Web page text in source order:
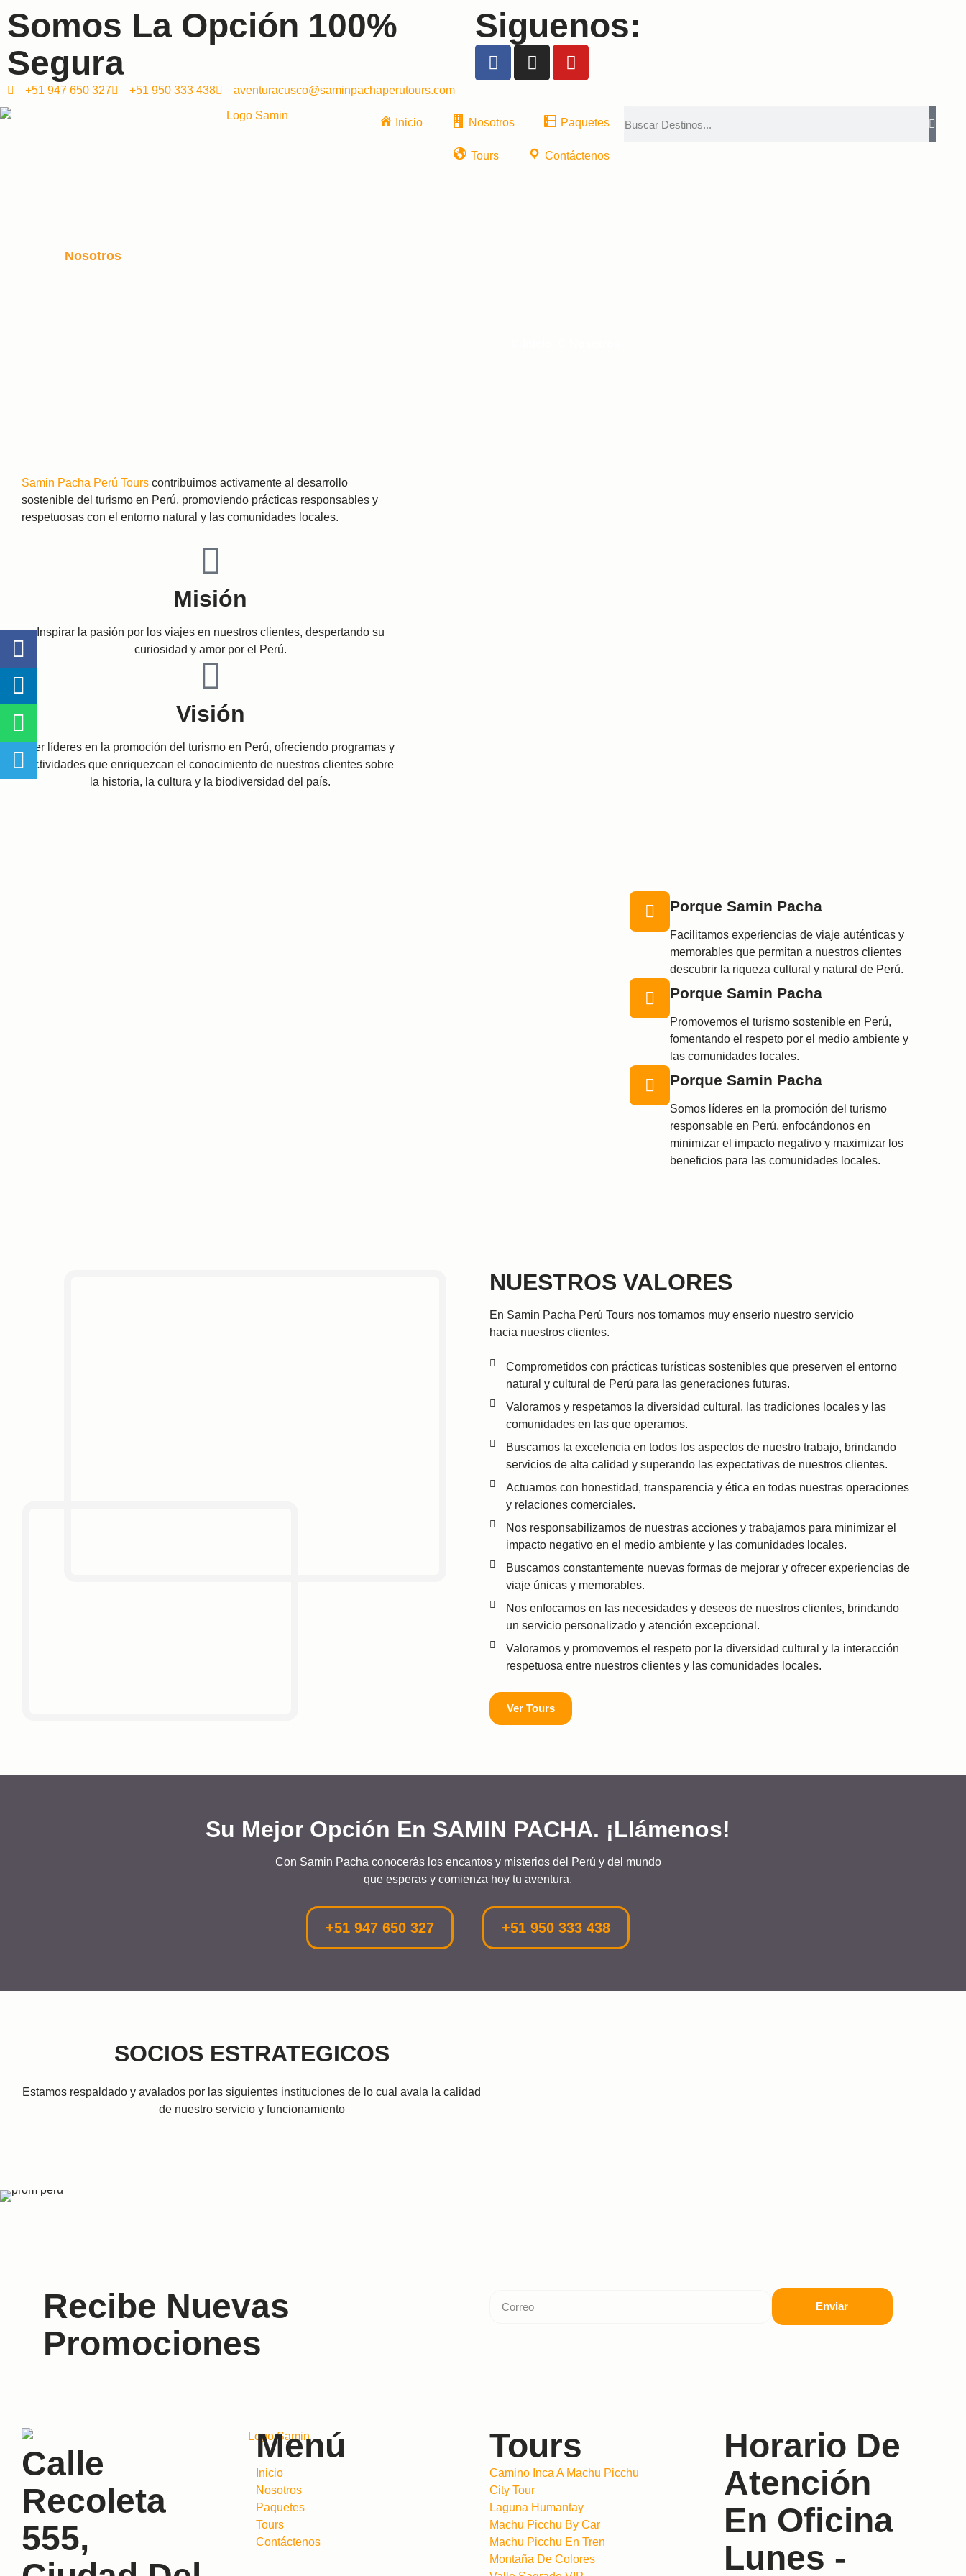
Somos La Opción 100%
Segura
+51 947 650 327 +51 950 333 438 aventuracusco@saminpachaperutours.com
Siguenos:
Inicio Nosotros Paquetes
Tours Contáctenos
Nosotros
Samin Pacha Perú Tours contribuimos activamente al desarrollo
sostenible del turismo en Perú, promoviendo prácticas responsables y
respetuosas con el entorno natural y las comunidades locales.
Misión
Inspirar la pasión por los viajes en nuestros clientes, despertando su
curiosidad y amor por el Perú.
Visión
Ser líderes en la promoción del turismo en Perú, ofreciendo programas y
actividades que enriquezcan el conocimiento de nuestros clientes sobre
la historia, la cultura y la biodiversidad del país.
Porque Samin Pacha
Facilitamos experiencias de viaje auténticas y
memorables que permitan a nuestros clientes
descubrir la riqueza cultural y natural de Perú.
Porque Samin Pacha
Promovemos el turismo sostenible en Perú,
fomentando el respeto por el medio ambiente y
las comunidades locales.
Porque Samin Pacha
Somos líderes en la promoción del turismo
responsable en Perú, enfocándonos en
minimizar el impacto negativo y maximizar los
beneficios para las comunidades locales.
NUESTROS VALORES
En Samin Pacha Perú Tours nos tomamos muy enserio nuestro servicio
hacia nuestros clientes.
Comprometidos con prácticas turísticas sostenibles que preserven el entorno
natural y cultural de Perú para las generaciones futuras.
Valoramos y respetamos la diversidad cultural, las tradiciones locales y las
comunidades en las que operamos.
Buscamos la excelencia en todos los aspectos de nuestro trabajo, brindando
servicios de alta calidad y superando las expectativas de nuestros clientes.
Actuamos con honestidad, transparencia y ética en todas nuestras operaciones
y relaciones comerciales.
Nos responsabilizamos de nuestras acciones y trabajamos para minimizar el
impacto negativo en el medio ambiente y las comunidades locales.
Buscamos constantemente nuevas formas de mejorar y ofrecer experiencias de
viaje únicas y memorables.
Nos enfocamos en las necesidades y deseos de nuestros clientes, brindando
un servicio personalizado y atención excepcional.
Valoramos y promovemos el respeto por la diversidad cultural y la interacción
respetuosa entre nuestros clientes y las comunidades locales.
Ver Tours
Su Mejor Opción En SAMIN PACHA. ¡Llámenos!
Con Samin Pacha conocerás los encantos y misterios del Perú y del mundo
que esperas y comienza hoy tu aventura.
+51 947 650 327 +51 950 333 438
SOCIOS ESTRATEGICOS
Estamos respaldado y avalados por las siguientes instituciones de lo cual avala la calidad
de nuestro servicio y funcionamiento
Recibe Nuevas
Promociones
Enviar
Calle
Recoleta
555,
Menú
Inicio
Nosotros
Paquetes
Tours
Contáctenos
Tours
Camino Inca A Machu Picchu
City Tour
Laguna Humantay
Machu Picchu By Car
Machu Picchu En Tren
Montaña De Colores
Horario De
Atención
En Oficina
Lunes -